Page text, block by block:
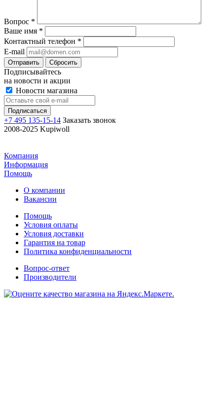
Вопрос *
Ваше имя *
Контактный телефон *
E-mail
Отправить Сбросить
Подписывайтесь
на новости и акции
Новости магазина
+7 495 135-15-14 Заказать звонок
2008-2025 Kupiwoll
Компания
Информация
Помощь
О компании
Вакансии
Помощь
Условия оплаты
Условия доставки
Гарантия на товар
Политика конфиденциальности
Вопрос-ответ
Производители